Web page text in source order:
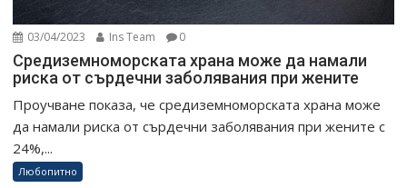
03/04/2023 Ins Team 0
Средиземноморската храна може да намали
риска от сърдечни заболявания при жените
Проучване показа, че средиземноморската храна може
да намали риска от сърдечни заболявания при жените с
24%,...
Любопитно